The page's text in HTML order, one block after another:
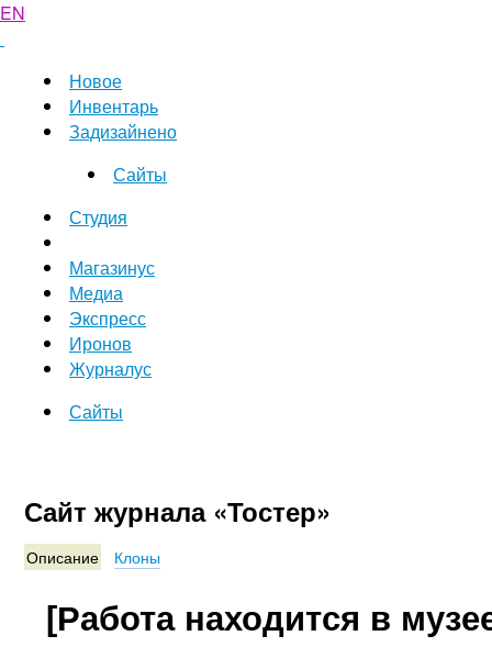
EN
Новое
Инвентарь
Задизайнено
Сайты
Студия
Магазинус
Медиа
Экспресс
Иронов
Журналус
Сайты
Сайт журнала «Тостер»
Описание Клоны
[Работа находится в